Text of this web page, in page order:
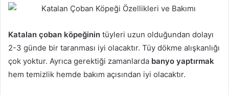
Katalan çoban köpeğinin tüyleri uzun olduğundan dolayı
2-3 günde bir taranması iyi olacaktır. Tüy dökme alışkanlığı
çok yoktur. Ayrıca gerektiği zamanlarda banyo yaptırmak
hem temizlik hemde bakım açısından iyi olacaktır.